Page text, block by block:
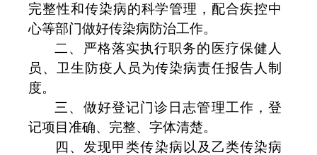
完整性和传染病的科学管理，配合疾控中
心等部门做好传染病防治工作。
二、严格落实执行职务的医疗保健人
员、卫生防疫人员为传染病责任报告人制
度。
三、做好登记门诊日志管理工作，登
记项目准确、完整、字体清楚。
四、发现甲类传染病以及乙类传染病